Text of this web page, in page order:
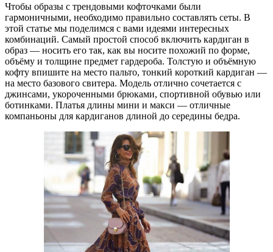
Чтобы образы с трендовыми кофточками были
гармоничными, необходимо правильно составлять сеты. В
этой статье мы поделимся с вами идеями интересных
комбинаций. Самый простой способ включить кардиган в
образ — носить его так, как вы носите похожий по форме,
объёму и толщине предмет гардероба. Толстую и объёмную
кофту впишите на место пальто, тонкий короткий кардиган —
на место базового свитера. Модель отлично сочетается с
джинсами, укороченными брюками, спортивной обувью или
ботинками. Платья длины мини и макси — отличные
компаньоны для кардиганов длиной до середины бедра.